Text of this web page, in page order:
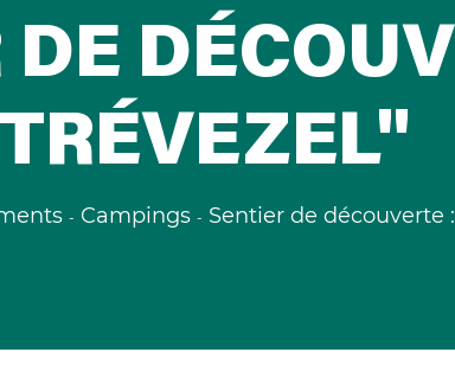
Campings Sentier de découverte